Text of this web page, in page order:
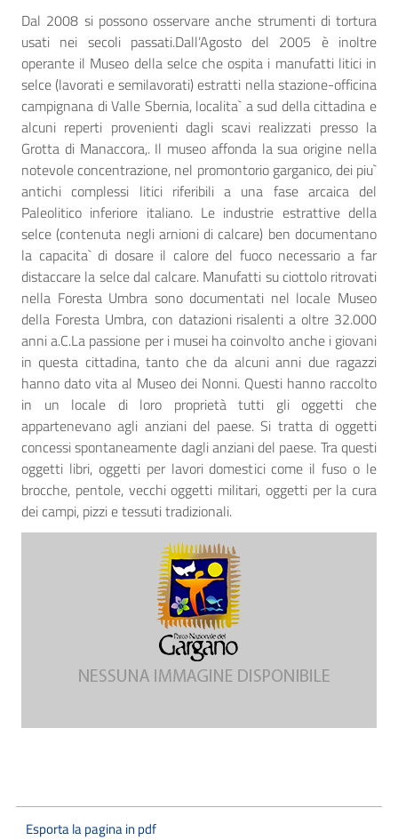
Dal 2008 si possono osservare anche strumenti di tortura
usati nei secoli passati.Dall’Agosto del 2005 è inoltre
operante il Museo della selce che ospita i manufatti litici in
selce (lavorati e semilavorati) estratti nella stazione-officina
campignana di Valle Sbernia, localita` a sud della cittadina e
alcuni reperti provenienti dagli scavi realizzati presso la
Grotta di Manaccora,. Il museo affonda la sua origine nella
notevole concentrazione, nel promontorio garganico, dei piu`
antichi complessi litici riferibili a una fase arcaica del
Paleolitico inferiore italiano. Le industrie estrattive della
selce (contenuta negli arnioni di calcare) ben documentano
la capacita` di dosare il calore del fuoco necessario a far
distaccare la selce dal calcare. Manufatti su ciottolo ritrovati
nella Foresta Umbra sono documentati nel locale Museo
della Foresta Umbra, con datazioni risalenti a oltre 32.000
anni a.C.La passione per i musei ha coinvolto anche i giovani
in questa cittadina, tanto che da alcuni anni due ragazzi
hanno dato vita al Museo dei Nonni. Questi hanno raccolto
in un locale di loro proprietà tutti gli oggetti che
appartenevano agli anziani del paese. Si tratta di oggetti
concessi spontaneamente dagli anziani del paese. Tra questi
oggetti libri, oggetti per lavori domestici come il fuso o le
brocche, pentole, vecchi oggetti militari, oggetti per la cura
dei campi, pizzi e tessuti tradizionali.
Esporta la pagina in pdf